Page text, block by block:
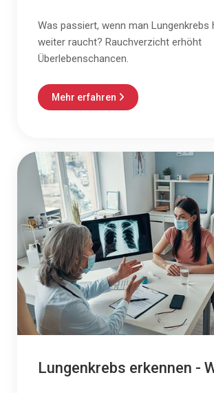
Was passiert, wenn man Lungenkrebs
weiter raucht? Rauchverzicht erhöht
Überlebenschancen.
Mehr erfahren 
Lungenkrebs erkennen -